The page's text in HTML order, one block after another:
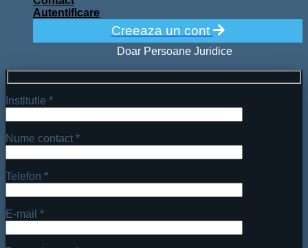
Autentificare
Creeaza un cont
Doar Persoane Juridice
Institutie *
Nume contact *
Telefon *
E-mail *